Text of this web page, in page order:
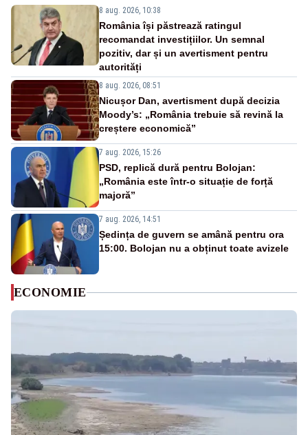
8 aug. 2026, 10:38
România își păstrează ratingul
recomandat investițiilor. Un semnal
pozitiv, dar și un avertisment pentru
autorități
8 aug. 2026, 08:51
Nicușor Dan, avertisment după decizia
Moody’s: „România trebuie să revină la
creștere economică”
7 aug. 2026, 15:26
PSD, replică dură pentru Bolojan:
„România este într-o situație de forță
majoră”
7 aug. 2026, 14:51
Ședința de guvern se amână pentru ora
15:00. Bolojan nu a obținut toate avizele
ECONOMIE